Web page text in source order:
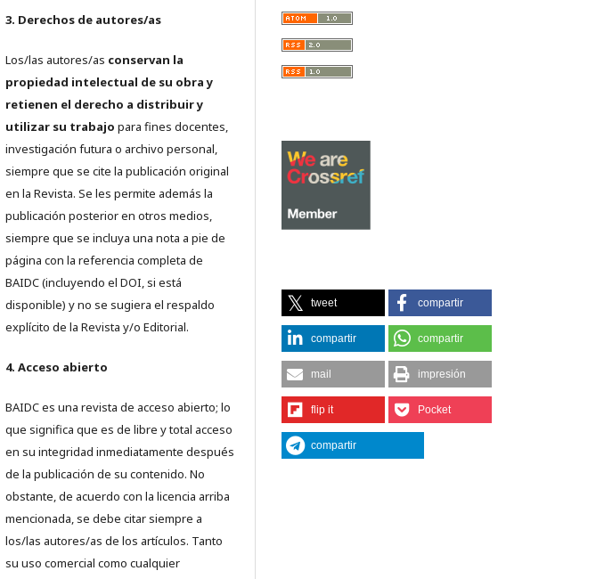
3. Derechos de autores/as
Los/las autores/as conservan la
propiedad intelectual de su obra y
retienen el derecho a distribuir y
utilizar su trabajo para fines docentes,
investigación futura o archivo personal,
siempre que se cite la publicación original
en la Revista. Se les permite además la
publicación posterior en otros medios,
siempre que se incluya una nota a pie de
página con la referencia completa de
BAIDC (incluyendo el DOI, si está
disponible) y no se sugiera el respaldo
explícito de la Revista y/o Editorial.
4. Acceso abierto
BAIDC es una revista de acceso abierto; lo
que significa que es de libre y total acceso
en su integridad inmediatamente después
de la publicación de su contenido. No
obstante, de acuerdo con la licencia arriba
mencionada, se debe citar siempre a
los/las autores/as de los artículos. Tanto
su uso comercial como cualquier
tweet compartir
compartir compartir
mail impresión
flip it Pocket
compartir